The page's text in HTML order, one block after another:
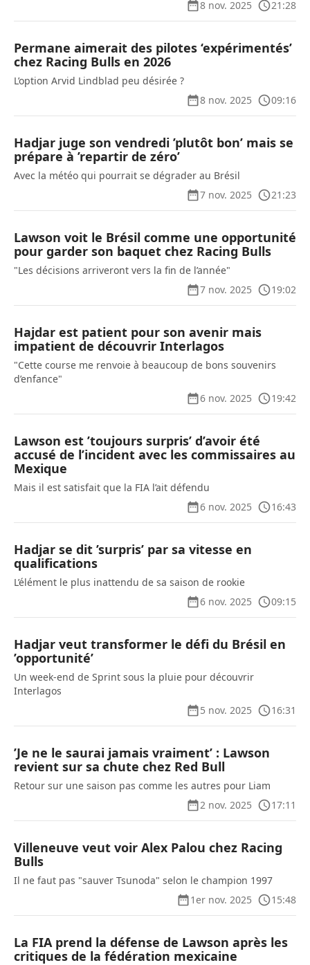
8 nov. 2025 21:28
Permane aimerait des pilotes ‘expérimentés’
chez Racing Bulls en 2026
L’option Arvid Lindblad peu désirée ?
8 nov. 2025
09:16
Hadjar juge son vendredi ’plutôt bon’ mais se
prépare à ’repartir de zéro’
Avec la météo qui pourrait se dégrader au Brésil
7 nov. 2025
21:23
Lawson voit le Brésil comme une opportunité
pour garder son baquet chez Racing Bulls
"Les décisions arriveront vers la fin de l’année"
7 nov. 2025
19:02
Hajdar est patient pour son avenir mais
impatient de découvrir Interlagos
"Cette course me renvoie à beaucoup de bons souvenirs
d’enfance"
6 nov. 2025
19:42
Lawson est ’toujours surpris’ d’avoir été
accusé de l’incident avec les commissaires au
Mexique
Mais il est satisfait que la FIA l’ait défendu
6 nov. 2025
16:43
Hadjar se dit ’surpris’ par sa vitesse en
qualifications
L’élément le plus inattendu de sa saison de rookie
6 nov. 2025
09:15
Hadjar veut transformer le défi du Brésil en
’opportunité’
Un week-end de Sprint sous la pluie pour découvrir
Interlagos
5 nov. 2025
16:31
’Je ne le saurai jamais vraiment’ : Lawson
revient sur sa chute chez Red Bull
Retour sur une saison pas comme les autres pour Liam
2 nov. 2025
17:11
Villeneuve veut voir Alex Palou chez Racing
Bulls
Il ne faut pas "sauver Tsunoda" selon le champion 1997
1er nov. 2025
15:48
La FIA prend la défense de Lawson après les
critiques de la fédération mexicaine